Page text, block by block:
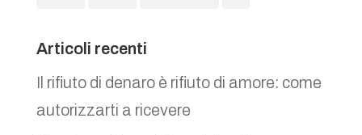
Articoli recenti
Il rifiuto di denaro è rifiuto di amore: come
autorizzarti a ricevere